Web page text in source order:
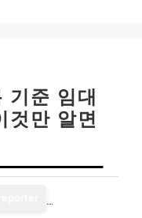
기준 임대
것만 알면